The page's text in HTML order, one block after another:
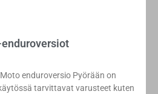
enduroversio Pyörään on
tarvittavat varusteet kuten